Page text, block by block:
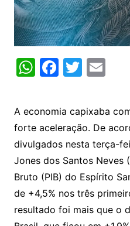
W
at
s
A
p
p
F
c
e
b
o
o
k
T
itt
er
E
ai
l
A economia capixaba
forte aceleração. De
divulgados nesta terça-
Jones dos Santos Neves
Bruto (PIB) do Espírito
de +4,5% nos três
resultado foi mais que o